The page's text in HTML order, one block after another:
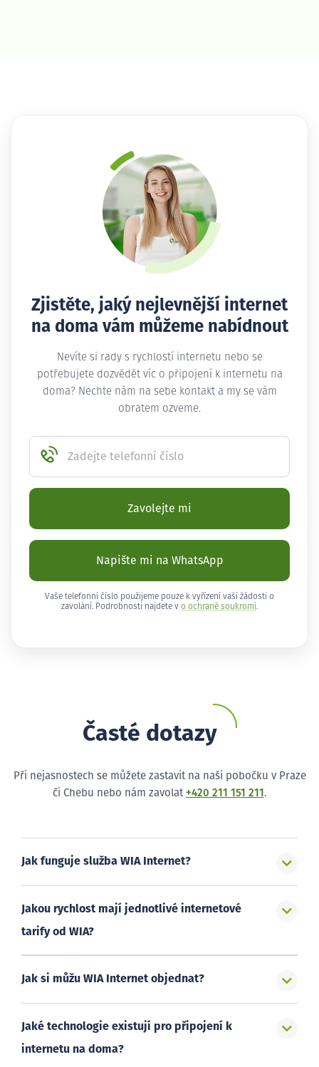
Zjistěte, jaký nejlevnější internet
na doma vám můžeme nabídnout
Nevíte si rady s rychlostí internetu nebo se
potřebujete dozvědět víc o připojení k internetu na
doma? Nechte nám na sebe kontakt a my se vám
obratem ozveme.
Zadejte telefonní číslo
Zavolejte mi
Napište mi na WhatsApp
Vaše telefonní číslo použijeme pouze k vyřízení vaší žádosti o
zavolání. Podrobnosti najdete v o ochraně soukromí .
Časté dotazy
Při nejasnostech se můžete zastavit na naši pobočku v Praze
či Chebu nebo nám zavolat +420 211 151 211 .
Jak funguje služba WIA Internet?
Jakou rychlost mají jednotlivé internetové
tarify od WIA?
Jak si můžu WIA Internet objednat?
Jaké technologie existují pro připojení k
internetu na doma?